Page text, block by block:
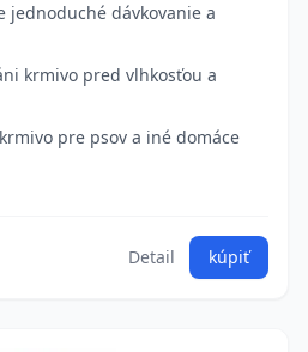
jednoduché dávkovanie a
krmivo pred vlhkosťou a
pre psov a iné domáce
Detail kúpiť